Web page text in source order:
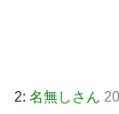
2: 名無しさん